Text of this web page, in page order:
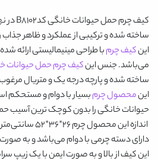
کیف چرم حمل حیوانات خانگی کدB8102
در
ساخته شده و ترکیبی از عملکرد و ظاهر جذاب
اینکیف چرمبا طراحی مینیمالیستی ارائه شده
می‌باشد. جنس اینکیف چرم حمل حیوانات
ساخته شده و پارچه درجه یک و متریال
اینمحصول چرمبسیار با دوام و مستحکم
حیوانات خانگی را بدون کوچک ترین آسیب
اندازه این محصول
دارای دسته چرمی با دوام می‌باشد و به
این کیف از بالا و به صورت ایمن با یک زیپ